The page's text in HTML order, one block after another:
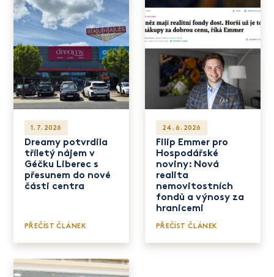
1. 7. 2026
Dreamy potvrdila
tříletý nájem v
Géčku Liberec s
přesunem do nové
části centra
PŘEČÍST ČLÁNEK
24. 6. 2026
Filip Emmer pro
Hospodářské
noviny: Nová
realita
nemovitostních
fondů a výnosy za
hranicemi
PŘEČÍST ČLÁNEK